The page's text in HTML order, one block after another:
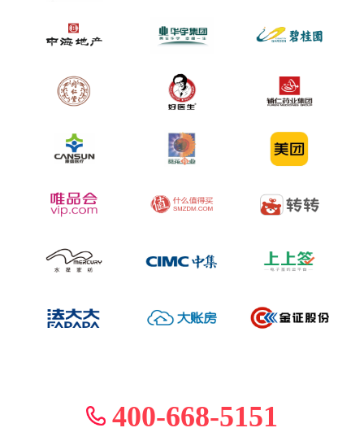
400-668-5151